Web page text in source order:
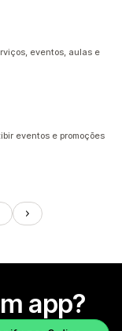
eventos, aulas e
eventos e promoções
app?